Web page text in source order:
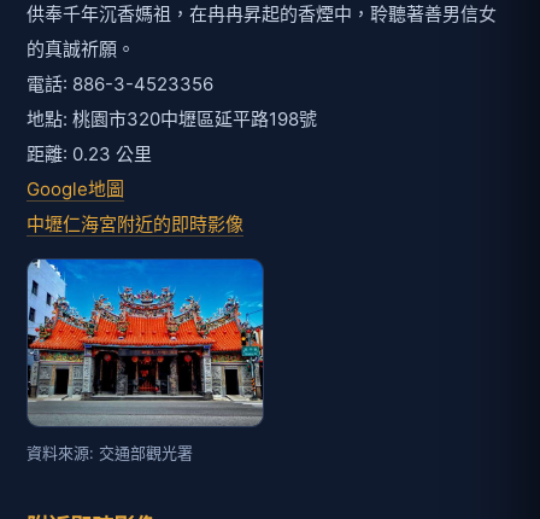
供奉千年沉香媽祖，在冉冉昇起的香煙中，聆聽著善男信女
的真誠祈願。
電話: 886-3-4523356
地點: 桃園市320中壢區延平路198號
距離: 0.23 公里
Google地圖
中壢仁海宮附近的即時影像
資料來源: 交通部觀光署